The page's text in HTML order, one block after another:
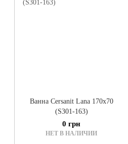
Ванна Cersanit Lana 170x70
(S301-163)
0 грн
НЕТ В НАЛИЧИИ